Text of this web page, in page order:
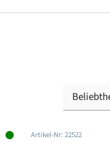
Artikel-Nr: 22522